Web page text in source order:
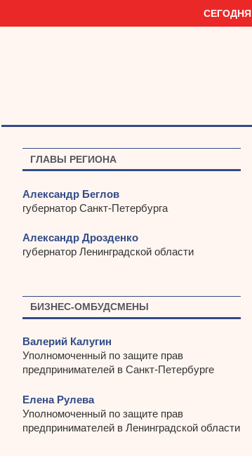
СЕГОДНЯ
ГЛАВЫ РЕГИОНА
Александр Беглов
губернатор Санкт-Петербурга
Александр Дрозденко
губернатор Ленинградской области
БИЗНЕС-ОМБУДСМЕНЫ
Валерий Калугин
Уполномоченный по защите прав
предпринимателей в Санкт-Петербурге
Елена Рулева
Уполномоченный по защите прав
предпринимателей в Ленинградской области